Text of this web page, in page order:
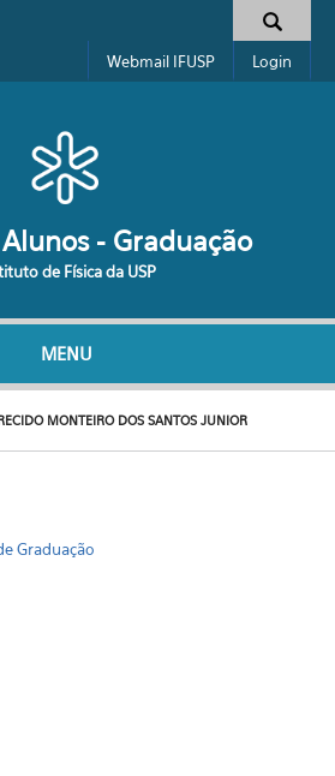
de busca
Webmail IFUSP Login
- Graduação
de Física da USP
MENU
MONTEIRO DOS SANTOS JUNIOR
Graduação